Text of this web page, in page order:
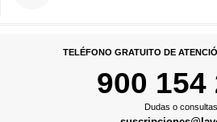
TELÉFONO GRATUITO DE
900 154
Dudas o consultas